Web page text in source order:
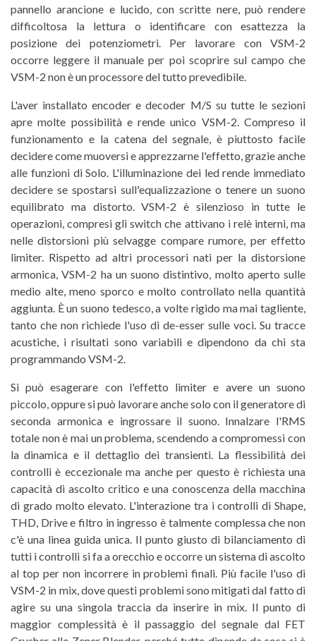
pannello arancione e lucido, con scritte nere, può rendere
difficoltosa la lettura o identificare con esattezza la
posizione dei potenziometri. Per lavorare con VSM-2
occorre leggere il manuale per poi scoprire sul campo che
VSM-2 non è un processore del tutto prevedibile.
L'aver installato encoder e decoder M/S su tutte le sezioni
apre molte possibilità e rende unico VSM-2. Compreso il
funzionamento e la catena del segnale, è piuttosto facile
decidere come muoversi e apprezzarne l'effetto, grazie anche
alle funzioni di Solo. L'illuminazione dei led rende immediato
decidere se spostarsi sull'equalizzazione o tenere un suono
equilibrato ma distorto. VSM-2 è silenzioso in tutte le
operazioni, compresi gli switch che attivano i relè interni, ma
nelle distorsioni più selvagge compare rumore, per effetto
limiter. Rispetto ad altri processori nati per la distorsione
armonica, VSM-2 ha un suono distintivo, molto aperto sulle
medio alte, meno sporco e molto controllato nella quantità
aggiunta. È un suono tedesco, a volte rigido ma mai tagliente,
tanto che non richiede l'uso di de-esser sulle voci. Su tracce
acustiche, i risultati sono variabili e dipendono da chi sta
programmando VSM-2.
Si può esagerare con l'effetto limiter e avere un suono
piccolo, oppure si può lavorare anche solo con il generatore di
seconda armonica e ingrossare il suono. Innalzare l'RMS
totale non è mai un problema, scendendo a compromessi con
la dinamica e il dettaglio dei transienti. La flessibilità dei
controlli è eccezionale ma anche per questo è richiesta una
capacità di ascolto critico e una conoscenza della macchina
di grado molto elevato. L'interazione tra i controlli di Shape,
THD, Drive e filtro in ingresso è talmente complessa che non
c'è una linea guida unica. Il punto giusto di bilanciamento di
tutti i controlli si fa a orecchio e occorre un sistema di ascolto
al top per non incorrere in problemi finali. Più facile l'uso di
VSM-2 in mix, dove questi problemi sono mitigati dal fatto di
agire su una singola traccia da inserire in mix. Il punto di
maggior complessità è il passaggio del segnale dal FET